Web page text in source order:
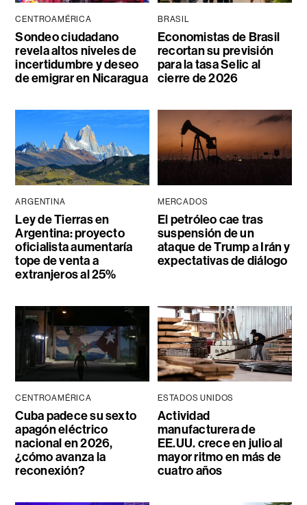
CENTROAMÉRICA
Sondeo ciudadano
revela altos niveles de
incertidumbre y deseo
de emigrar en Nicaragua
BRASIL
Economistas de Brasil
recortan su previsión
para la tasa Selic al
cierre de 2026
ARGENTINA
Ley de Tierras en
Argentina: proyecto
oficialista aumentaría
tope de venta a
extranjeros al 25%
MERCADOS
El petróleo cae tras
suspensión de un
ataque de Trump a Irán y
expectativas de diálogo
CENTROAMÉRICA
Cuba padece su sexto
apagón eléctrico
nacional en 2026,
¿cómo avanza la
reconexión?
ESTADOS UNIDOS
Actividad
manufacturera de
EE.UU. crece en julio al
mayor ritmo en más de
cuatro años